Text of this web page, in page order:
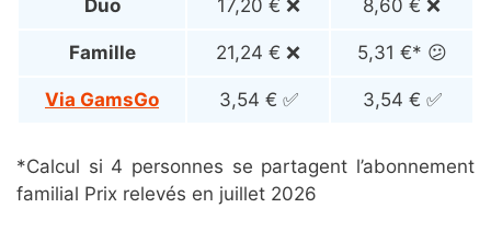
Duo 17,20 € ❌ 8,60 € ❌
Famille 21,24 € ❌ 5,31 €* 😕
Via GamsGo 3,54 € ✅ 3,54 € ✅
*Calcul si 4 personnes se partagent l’abonnement
familial Prix relevés en juillet 2026